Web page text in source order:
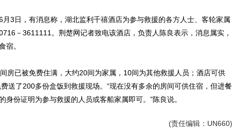
日，有消息称，湖北监利千禧酒店为参与救援的各方人士、客轮家属
－3611111。荆楚网记者致电该酒店，负责人陈良表示，消息属实，
宿。
已被免费住满，大约20间为家属，10间为其他救援人员；酒店可供
送了200多份盒饭到救援现场。“现在没有多余的房间可供住宿，但进餐
身份证明为参与救援的人员或客船家属即可。”陈良说。
(责任编辑：UN660)